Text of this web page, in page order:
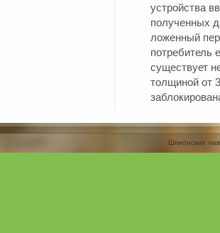
устройства
полученных
ложенный
потребитель
существует
толщиной от
Шпионские